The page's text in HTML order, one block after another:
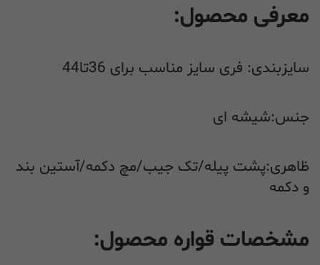
معرفی محصول:
سایزبندی: فری سایز مناسب برای 36تا44
جنس:شیشه ای
ظاهری:پشت پیله/تک جیب/مچ دکمه/آستین بند
و دکمه
مشخصات قواره محصول: